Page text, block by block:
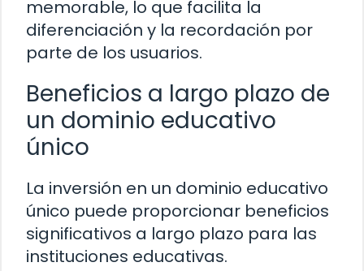
memorable, lo que facilita la
diferenciación y la recordación por
parte de los usuarios.
Beneficios a largo plazo de
un dominio educativo
único
La inversión en un dominio educativo
único puede proporcionar beneficios
significativos a largo plazo para las
instituciones educativas.